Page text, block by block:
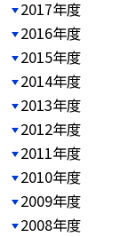
2017年度
2016年度
2015年度
2014年度
2013年度
2012年度
2011年度
2010年度
2009年度
2008年度